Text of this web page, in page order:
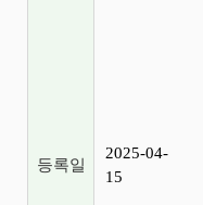
등록일
2025-04-
15